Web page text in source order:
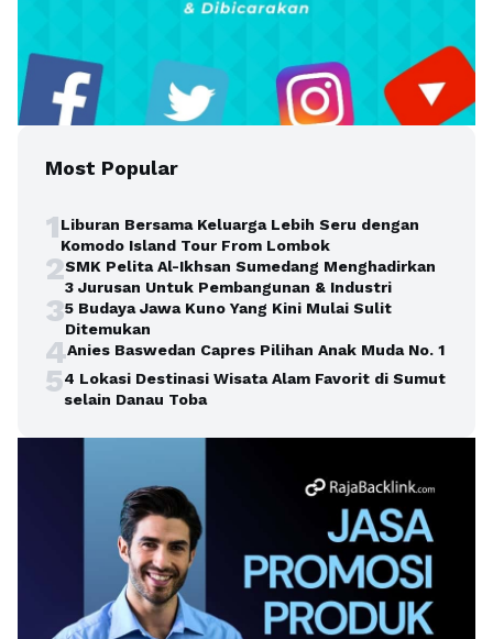
Most Popular
1Liburan Bersama Keluarga Lebih Seru dengan
Komodo Island Tour From Lombok
2SMK Pelita Al-Ikhsan Sumedang Menghadirkan
3 Jurusan Untuk Pembangunan & Industri
35 Budaya Jawa Kuno Yang Kini Mulai Sulit
Ditemukan
4Anies Baswedan Capres Pilihan Anak Muda No. 1
54 Lokasi Destinasi Wisata Alam Favorit di Sumut
selain Danau Toba